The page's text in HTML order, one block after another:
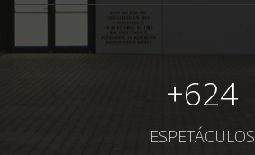
+624
ESPETÁCULOS